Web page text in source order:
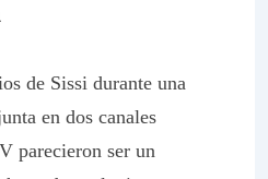
de Sissi durante una
en dos canales
parecieron ser un